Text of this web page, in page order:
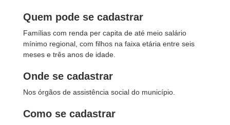
Quem pode se cadastrar
Famílias com renda per capita de até meio salário
mínimo regional, com filhos na faixa etária entre seis
meses e três anos de idade.
Onde se cadastrar
Nos órgãos de assistência social do município.
Como se cadastrar